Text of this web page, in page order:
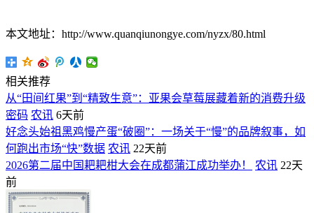
本文地址：http://www.quanqiunongye.com/nyzx/80.html
相关推荐
从“田间红果”到“精致生意”：亚果会草莓展藏着新的消费升级
密码 农讯 6天前
好念头始祖黑鸡慢产蛋“破圈”：一场关于“慢”的品牌叙事，如
何跑出市场“快”数据 农讯 22天前
2026第二届中国耙耙柑大会在成都蒲江成功举办！
农讯 22天
前